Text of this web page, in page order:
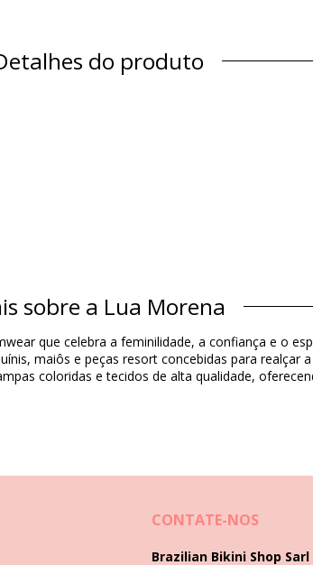
do produto
Material
do produto
sobre a Lua Morena
que celebra a feminilidade, a confiança e o
maiôs e peças resort concebidas para
coloridas e tecidos de alta qualidade,
CONTATE-NOS
Brazilian Bikini Shop Sarl